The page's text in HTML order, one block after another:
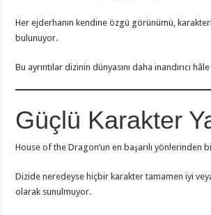
Her ejderhanın kendine özgü görünümü,
bulunuyor.
Bu ayrıntılar dizinin dünyasını daha inandırıcı
Güçlü Karakter
House of the Dragon’un en başarılı yönlerinden
Dizide neredeyse hiçbir karakter tamamen iyi
olarak sunulmuyor.